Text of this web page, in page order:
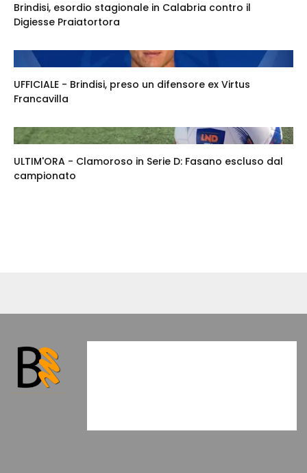
Brindisi, esordio stagionale in Calabria contro il
Digiesse Praiatortora
UFFICIALE - Brindisi, preso un difensore ex Virtus
Francavilla
ULTIM'ORA - Clamoroso in Serie D: Fasano escluso dal
campionato